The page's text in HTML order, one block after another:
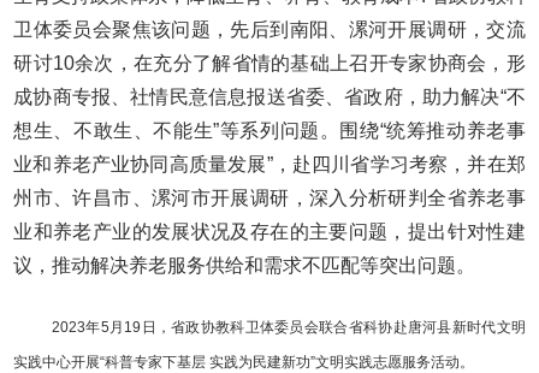
卫体委员会聚焦该问题，先后到南阳、漯河开展调研，交流
研讨10余次，在充分了解省情的基础上召开专家协商会，形
成协商专报、社情民意信息报送省委、省政府，助力解决“不
想生、不敢生、不能生”等系列问题。围绕“统筹推动养老事
业和养老产业协同高质量发展”，赴四川省学习考察，并在郑
州市、许昌市、漯河市开展调研，深入分析研判全省养老事
业和养老产业的发展状况及存在的主要问题，提出针对性建
议，推动解决养老服务供给和需求不匹配等突出问题。
2023年5月19日，省政协教科卫体委员会联合省科协赴唐河县新时代文明
实践中心开展“科普专家下基层 实践为民建新功”文明实践志愿服务活动。